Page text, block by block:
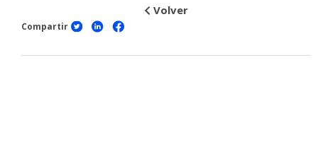
Volver
Compartir